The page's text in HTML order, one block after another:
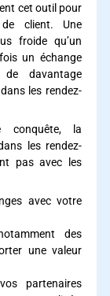
cet outil pour
client. Une
froide qu’un
un échange
davantage
les rendez-
conquête, la
les rendez-
pas avec les
avec votre
des
une valeur
partenaires